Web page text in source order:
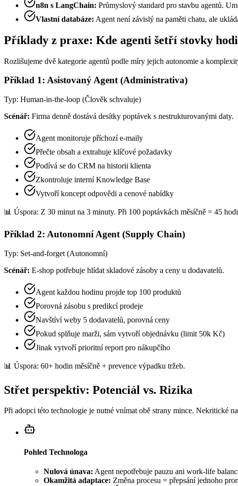
n8n s LangChain: Průmyslový standard pro stavbu agentů.
Vlastní databáze: Agent není závislý na paměti chatu, ale
Příklady z praxe: Kde agenti šetří stovky
Rozlišujeme dvě kategorie agentů podle míry jejich autonomie a
Příklad 1: Asistovaný Agent (Administrativa)
Typ: Human-in-the-loop (Člověk schvaluje)
Scénář: Firma denně dostává desítky poptávek s nestrukturovanými daty.
Agent monitoruje příchozí e-maily
Přečte obsah a extrahuje klíčové požadavky
Podívá se do CRM na historii klienta
Zkontroluje interní Knowledge Base
Vytvoří koncept odpovědi a cenové nabídky
📊 Úspora: Z 30 minut na 3 minuty. Při 100 poptávkách měsíčně = 45
Příklad 2: Autonomní Agent (Supply Chain)
Typ: Set-and-forget (Autonomní)
Scénář: E-shop potřebuje hlídat skladové zásoby a ceny u dodavatelů.
Agent každou hodinu projde top 100 produktů
Porovná zásobu s predikcí prodeje
Navštíví weby 5 dodavatelů, porovná ceny
Pokud splňuje marži, sám vytvoří objednávku (limit 50k Kč)
Jinak vytvoří prioritní report pro nákupčího
📊 Úspora: 60+ hodin měsíčně + prevence výpadku tržeb.
Střet perspektiv: Potenciál vs. Rizika
Při adopci této technologie je nutné vnímat obě strany mince. Nekritické
Pohled Technologa
Nulová únava: Agent nepotřebuje pauzu ani work-life
Okamžitá adaptace: Změna procesu = přepsání jednoho